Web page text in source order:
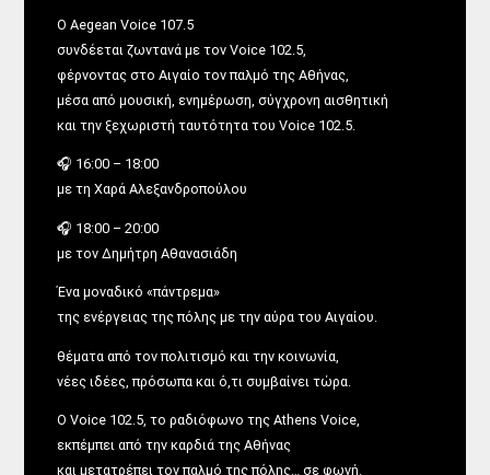
Ο Aegean Voice 107.5
συνδέεται ζωντανά με τον Voice 102.5,
φέρνοντας στο Αιγαίο τον παλμό της Αθήνας,
μέσα από μουσική, ενημέρωση, σύγχρονη αισθητική
και την ξεχωριστή ταυτότητα του Voice 102.5.
🎧 16:00 – 18:00
με τη Χαρά Αλεξανδροπούλου
🎧 18:00 – 20:00
με τον Δημήτρη Αθανασιάδη
Ένα μοναδικό «πάντρεμα»
της ενέργειας της πόλης με την αύρα του Αιγαίου.
θέματα από τον πολιτισμό και την κοινωνία,
νέες ιδέες, πρόσωπα και ό,τι συμβαίνει τώρα.
Ο Voice 102.5, το ραδιόφωνο της Athens Voice,
εκπέμπει από την καρδιά της Αθήνας
και μετατρέπει τον παλμό της πόλης… σε φωνή.